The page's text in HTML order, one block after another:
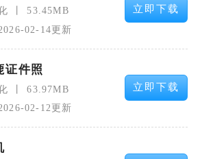
53.45MB
02-14更新
立即下载
证件照
63.97MB
02-12更新
立即下载